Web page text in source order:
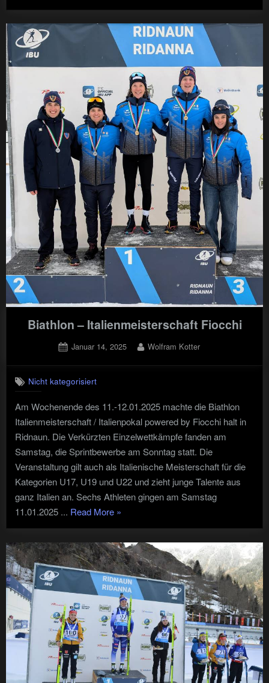
Slalom
Skilift
Biathlon – Italienmeisterschaft Fiocchi
Posted
Januar 14, 2025 By
Wolfram Kotter
Nicht kategorisiert
Am Wochenende des 11.-12.01.2025 machte die Biathlon
Italienmeisterschaft / Italienpokal powered by Fiocchi halt in
Ridnaun. Die Verkürzten Einzelwettkämpfe fanden am
Samstag, die Sprintbewerbe am Sonntag statt. Die
Veranstaltung gilt auch als Italienische Meisterschaft für die
Kategorien U17, U19 und U22 und zieht junge Talente aus
ganz Italien an. Sechs Athleten gingen am Samstag
11.01.2025 ... Read More"Biathlon
–
Italienmeisterschaft
Fiocchi"
»